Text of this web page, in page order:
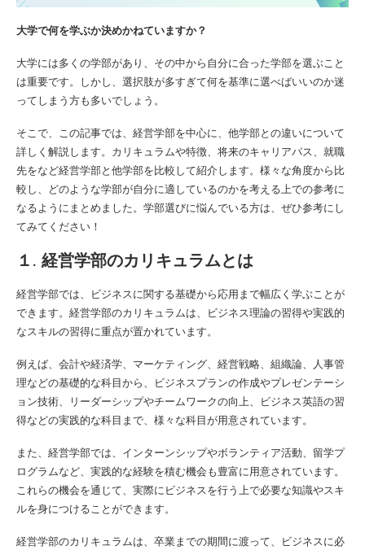
大学で何を学ぶか決めかねていますか？
大学には多くの学部があり、その中から自分に合った学部を選ぶこと
は重要です。しかし、選択肢が多すぎて何を基準に選べばいいのか迷
ってしまう方も多いでしょう。
そこで、この記事では、経営学部を中心に、他学部との違いについて
詳しく解説します。カリキュラムや特徴、将来のキャリアパス、就職
先をなど経営学部と他学部を比較して紹介します。様々な角度から比
較し、どのような学部が自分に適しているのかを考える上での参考に
なるようにまとめました。学部選びに悩んでいる方は、ぜひ参考にし
てみてください！
１. 経営学部のカリキュラムとは
経営学部では、ビジネスに関する基礎から応用まで幅広く学ぶことが
できます。経営学部のカリキュラムは、ビジネス理論の習得や実践的
なスキルの習得に重点が置かれています。
例えば、会計や経済学、マーケティング、経営戦略、組織論、人事管
理などの基礎的な科目から、ビジネスプランの作成やプレゼンテーシ
ョン技術、リーダーシップやチームワークの向上、ビジネス英語の習
得などの実践的な科目まで、様々な科目が用意されています。
また、経営学部では、インターンシップやボランティア活動、留学プ
ログラムなど、実践的な経験を積む機会も豊富に用意されています。
これらの機会を通じて、実際にビジネスを行う上で必要な知識やスキ
ルを身につけることができます。
経営学部のカリキュラムは、卒業までの期間に渡って、ビジネスに必